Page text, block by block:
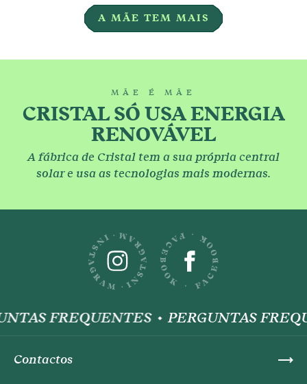
A MÃE TEM MAIS
MÃE É MÃE
CRISTAL SÓ USA ENERGIA
RENOVÁVEL
A fábrica de Cristal tem a sua própria central
solar e usa as tecnologias mais modernas.
FREQUENTES PERGUNTAS
Contactos